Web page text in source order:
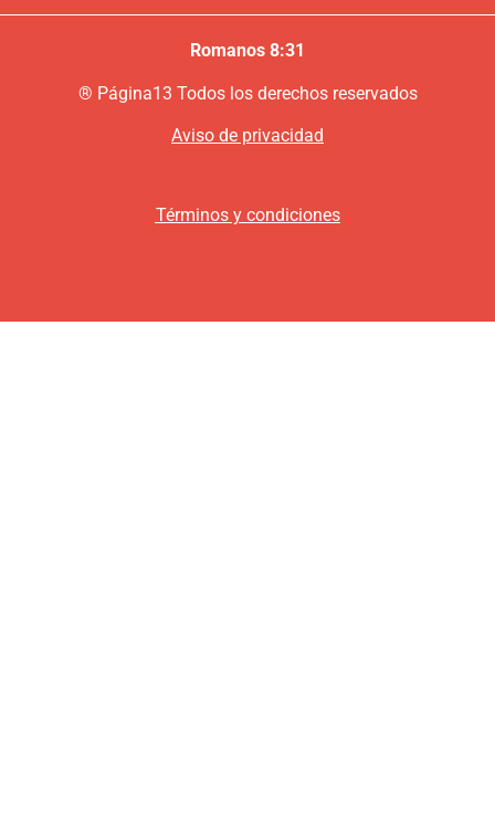
Romanos 8:31
® Página13 Todos los derechos reservados
Aviso de privacidad
Términos y condiciones